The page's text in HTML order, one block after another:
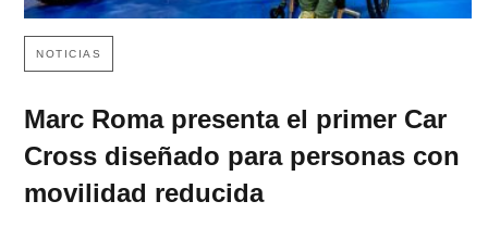
NOTICIAS
Marc Roma presenta el primer Car
Cross diseñado para personas con
movilidad reducida